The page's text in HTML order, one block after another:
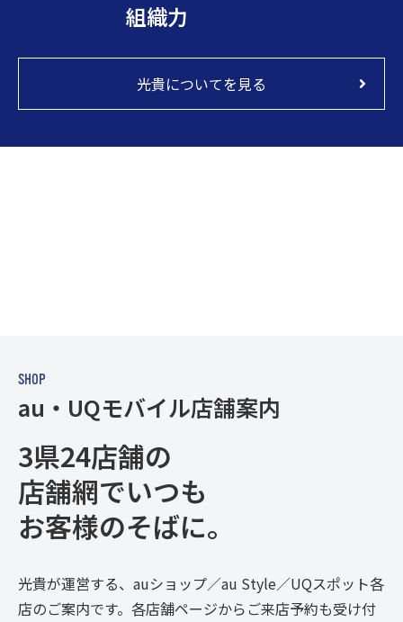
組織力
光貴についてを見る
SHOP
au ・ UQモバイル店舗案内
3県24店舗の
店舗網でいつも
お客様のそばに。
光貴が運営する、auショップ／au Style／UQスポット各
店のご案内です。各店舗ページからご来店予約も受け付